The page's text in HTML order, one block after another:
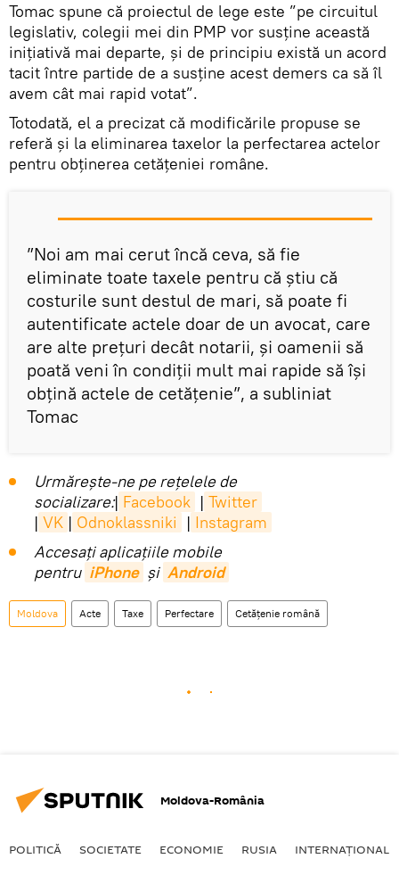
Tomac spune că proiectul de lege este ”pe circuitul
legislativ, colegii mei din PMP vor susţine această
iniţiativă mai departe, şi de principiu există un acord
tacit între partide de a susţine acest demers ca să îl
avem cât mai rapid votat”.
Totodată, el a precizat că modificările propuse se
referă și la eliminarea taxelor la perfectarea actelor
pentru obținerea cetățeniei române.
”Noi am mai cerut încă ceva, să fie
eliminate toate taxele pentru că ştiu că
costurile sunt destul de mari, să poate fi
autentificate actele doar de un avocat, care
are alte preţuri decât notarii, şi oamenii să
poată veni în condiţii mult mai rapide să îşi
obţină actele de cetăţenie”, a subliniat
Tomac
Urmărește-ne pe rețelele de
socializare:| Facebook | Twitter
| VK | Odnoklassniki | Instagram
Accesaţi aplicaţiile mobile
pentru iPhone și Android
Moldova Acte Taxe Perfectare Cetățenie română
Moldova-România
POLITICĂ SOCIETATE ECONOMIE RUSIA INTERNAŢIONAL